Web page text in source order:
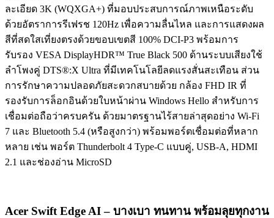
ละเอียด 3K (WQXGA+) ที่มอบประสบการณ์ภาพเหนือระดับ
ด้วยอัตราการรีเฟรช 120Hz เพื่อความลื่นไหล และการแสดงผล
สีที่สดใสเที่ยงตรงด้วยขอบเขตสี 100% DCI-P3 พร้อมการ
รับรอง VESA DisplayHDR™ True Black 500 ด้านระบบเสียงใช้
ลำโพงคู่ DTS®:X Ultra ที่มีเทคโนโลยีลดแรงสั่นสะเทือน ส่วน
การรักษาความปลอดภัยสะดวกสบายด้วย กล้อง FHD IR ที่
รองรับการล็อกอินด้วยใบหน้าผ่าน Windows Hello สำหรับการ
เชื่อมต่อถือว่าครบครัน ด้วยมาตรฐานไร้สายล่าสุดอย่าง Wi-Fi
7 และ Bluetooth 5.4 (หรือสูงกว่า) พร้อมพอร์ตเชื่อมต่อที่หลาก
หลาย เช่น พอร์ต Thunderbolt 4 Type-C แบบคู่, USB-A, HDMI
2.1 และช่องอ่าน MicroSD
Acer Swift Edge AI – บางเบา ทนทาน พร้อมลุยทุกงาน